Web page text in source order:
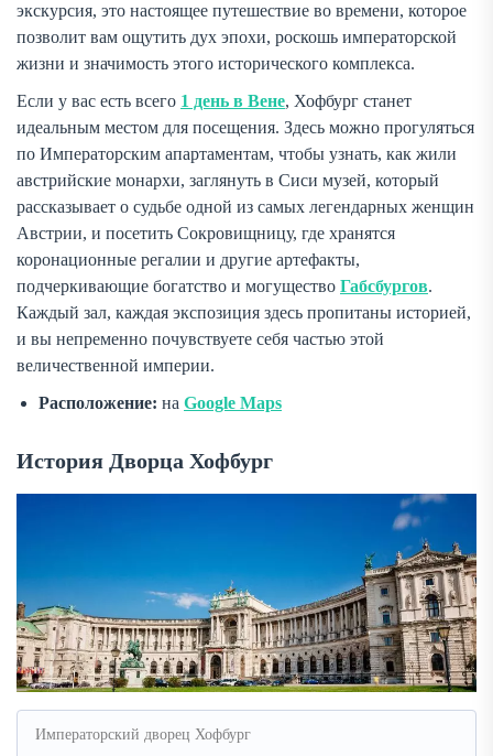
экскурсия, это настоящее путешествие во времени, которое
позволит вам ощутить дух эпохи, роскошь императорской
жизни и значимость этого исторического комплекса.
Если у вас есть всего 1 день в Вене, Хофбург станет
идеальным местом для посещения. Здесь можно прогуляться
по Императорским апартаментам, чтобы узнать, как жили
австрийские монархи, заглянуть в Сиси музей, который
рассказывает о судьбе одной из самых легендарных женщин
Австрии, и посетить Сокровищницу, где хранятся
коронационные регалии и другие артефакты,
подчеркивающие богатство и могущество Габсбургов.
Каждый зал, каждая экспозиция здесь пропитаны историей,
и вы непременно почувствуете себя частью этой
величественной империи.
Расположение: на Google Maps
История Дворца Хофбург
Императорский дворец Хофбург